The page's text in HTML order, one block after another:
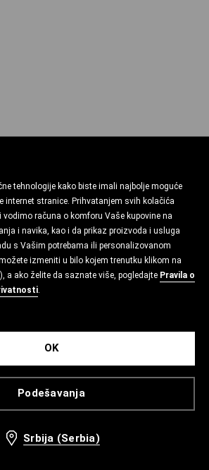
tehnologije kako biste imali najbolje moguće
internet stranice. Prihvatanjem svih kolačića
računa o komforu Vaše kupovine na
i navika, kao i da prikaz proizvoda i usluga
s Vašim potrebama ili personalizovanom
izmeniti u bilo kojem trenutku klikom na
a ako želite da saznate više, pogledajte Pravila o
.
Podešavanja
OK
Srbija (Serbia)